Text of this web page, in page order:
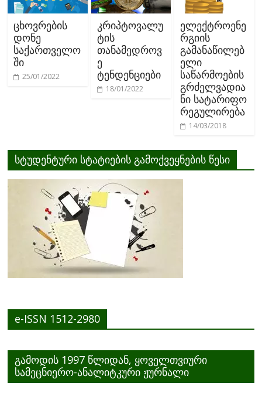
ცხოვრების
დონე
საქართველო
ში
25/01/2022
კრიპტოვალუ
ტის
თანამედროვ
ე
ტენდენციები
18/01/2022
ელექტროენე
რგიის
გამანაწილებ
ელი
საწარმოების
გრძელვადია
ნი სატარიფო
რეგულირება
14/03/2018
სტუდენტური სტატიების გამოქვეყნების წესი
e-ISSN 1512-2980
გამოდის 1997 წლიდან, ყოველთვიური
სამეცნიერო-ანალიტკური ჟურნალი